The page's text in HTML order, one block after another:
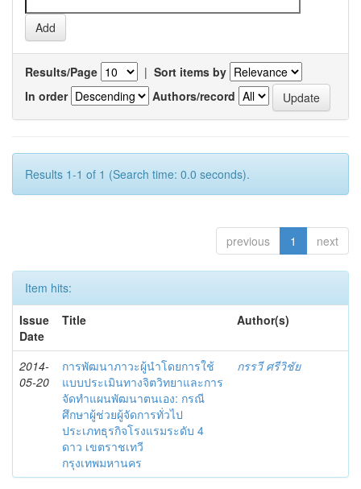
Results/Page | Sort items by
In order
Authors/record
Results 1-1 of 1 (Search time: 0.0 seconds).
previous 1 next
Item hits:
Issue
Date
Title Author(s)
2014-
05-20
การพัฒนาภาวะผู้นำโดยการใช้
แบบประเมินทางจิตวิทยาและการ
จัดทำแผนพัฒนาตนเอง: กรณี
ศึกษาผู้ช่วยผู้จัดการทั่วไป
ประเภทธุรกิจโรงแรมระดับ 4
ดาว เขตราชเทวี
กรุงเทพมหานคร
กรรวี ศรีวิชัย